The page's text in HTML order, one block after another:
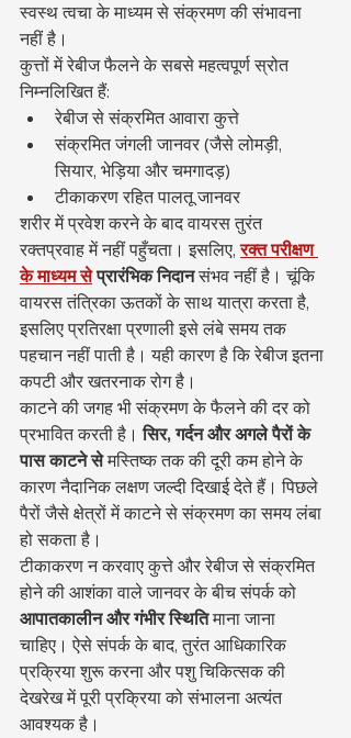
स्वस्थ त्वचा के माध्यम से संक्रमण की संभावना
नहीं है।
कुत्तों में रेबीज फैलने के सबसे महत्वपूर्ण स्रोत
निम्नलिखित हैं:
रेबीज से संक्रमित आवारा कुत्ते
संक्रमित जंगली जानवर (जैसे लोमड़ी,
सियार, भेड़िया और चमगादड़)
टीकाकरण रहित पालतू जानवर
शरीर में प्रवेश करने के बाद वायरस तुरंत
रक्तप्रवाह में नहीं पहुँचता। इसलिए, रक्त परीक्षण
के माध्यम से प्रारंभिक निदान संभव नहीं है। चूंकि
वायरस तंत्रिका ऊतकों के साथ यात्रा करता है,
इसलिए प्रतिरक्षा प्रणाली इसे लंबे समय तक
पहचान नहीं पाती है। यही कारण है कि रेबीज इतना
कपटी और खतरनाक रोग है।
काटने की जगह भी संक्रमण के फैलने की दर को
प्रभावित करती है। सिर, गर्दन और अगले पैरों के
पास काटने से मस्तिष्क तक की दूरी कम होने के
कारण नैदानिक लक्षण जल्दी दिखाई देते हैं। पिछले
पैरों जैसे क्षेत्रों में काटने से संक्रमण का समय लंबा
हो सकता है।
टीकाकरण न करवाए कुत्ते और रेबीज से संक्रमित
होने की आशंका वाले जानवर के बीच संपर्क को
आपातकालीन और गंभीर स्थिति माना जाना
चाहिए। ऐसे संपर्क के बाद, तुरंत आधिकारिक
प्रक्रिया शुरू करना और पशु चिकित्सक की
देखरेख में पूरी प्रक्रिया को संभालना अत्यंत
आवश्यक है।